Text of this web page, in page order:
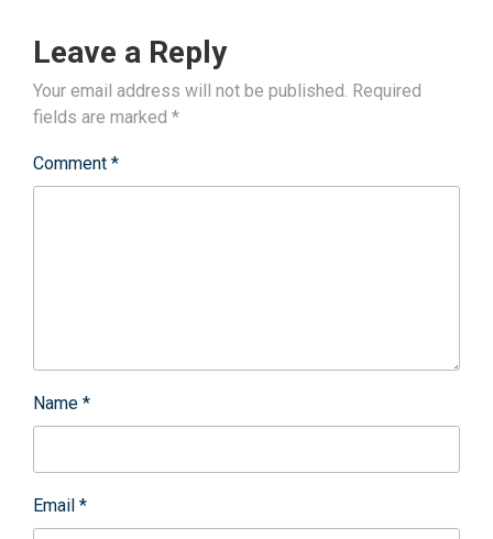
Leave a Reply
Your email address will not be published. Required
fields are marked *
Comment *
Name *
Email *